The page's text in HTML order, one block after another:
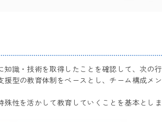
識・技術を取得したことを確認して、次の行
型の教育体制をベースとし、チーム構成メン
性を活かして教育していくことを基本としま